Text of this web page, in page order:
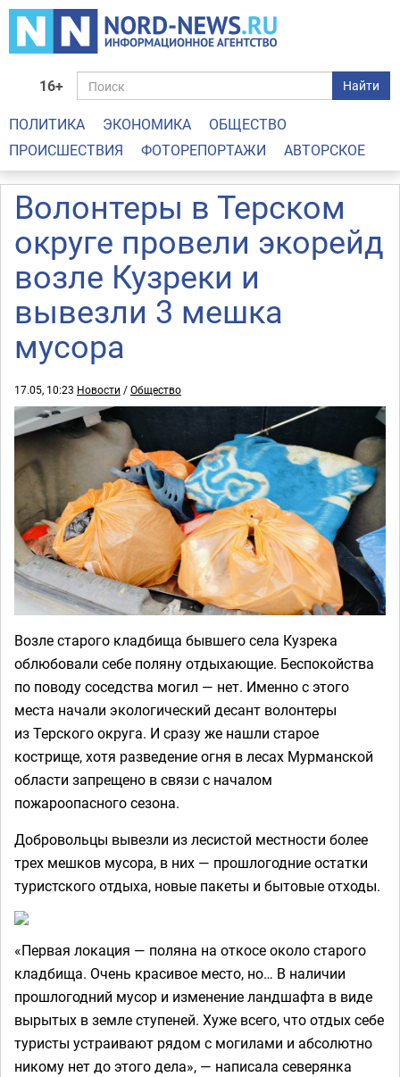
16+ Найти
ПОЛИТИКА ЭКОНОМИКА
ОБЩЕСТВО
ПРОИСШЕСТВИЯ
ФОТОРЕПОРТАЖИ АВТОРСКОЕ
Волонтеры в Терском
округе провели экорейд
возле Кузреки и
вывезли 3 мешка
мусора
17.05, 10:23 Новости /Общество
Возле старого кладбища бывшего села Кузрека
облюбовали себе поляну отдыхающие. Беспокойства
по поводу соседства могил — нет. Именно с этого
места начали экологический десант волонтеры
из Терского округа. И сразу же нашли старое
кострище, хотя разведение огня в лесах Мурманской
области запрещено в связи с началом
пожароопасного сезона.
Добровольцы вывезли из лесистой местности более
трех мешков мусора, в них — прошлогодние остатки
туристского отдыха, новые пакеты и бытовые отходы.
«Первая локация — поляна на откосе около старого
кладбища. Очень красивое место, но… В наличии
прошлогодний мусор и изменение ландшафта в виде
вырытых в земле ступеней. Хуже всего, что отдых себе
туристы устраивают рядом с могилами и абсолютно
никому нет до этого дела», — написала северянка